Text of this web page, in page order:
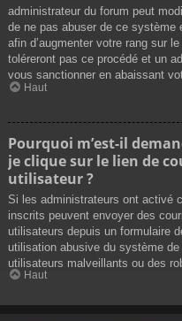
administrateur du forum peut
de ne pas abuser de ce système
afin d’augmenter votre rang sur
toléreront pas ce procédé et un
vous sanctionner en abaissant
Haut
Pourquoi m’est-il
je clique sur le lien de
utilisateur ?
Si les administrateurs ont activé
inscrits peuvent envoyer des
utilisateurs depuis un formulaire
utilisation abusive du système
utilisateurs malveillants ou des
Haut